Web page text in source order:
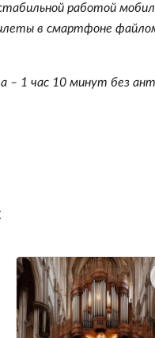
работой
в смартфоне
– 1 час 10 минут без